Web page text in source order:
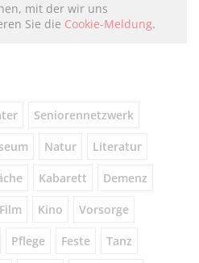
mit der wir uns
Sie die Cookie-Meldung.
Seniorennetzwerk
Natur Literatur
Kabarett Demenz
Film Kino Vorsorge
Pflege Feste Tanz